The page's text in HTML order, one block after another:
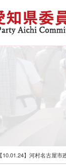
【10.01.24】河村名古屋